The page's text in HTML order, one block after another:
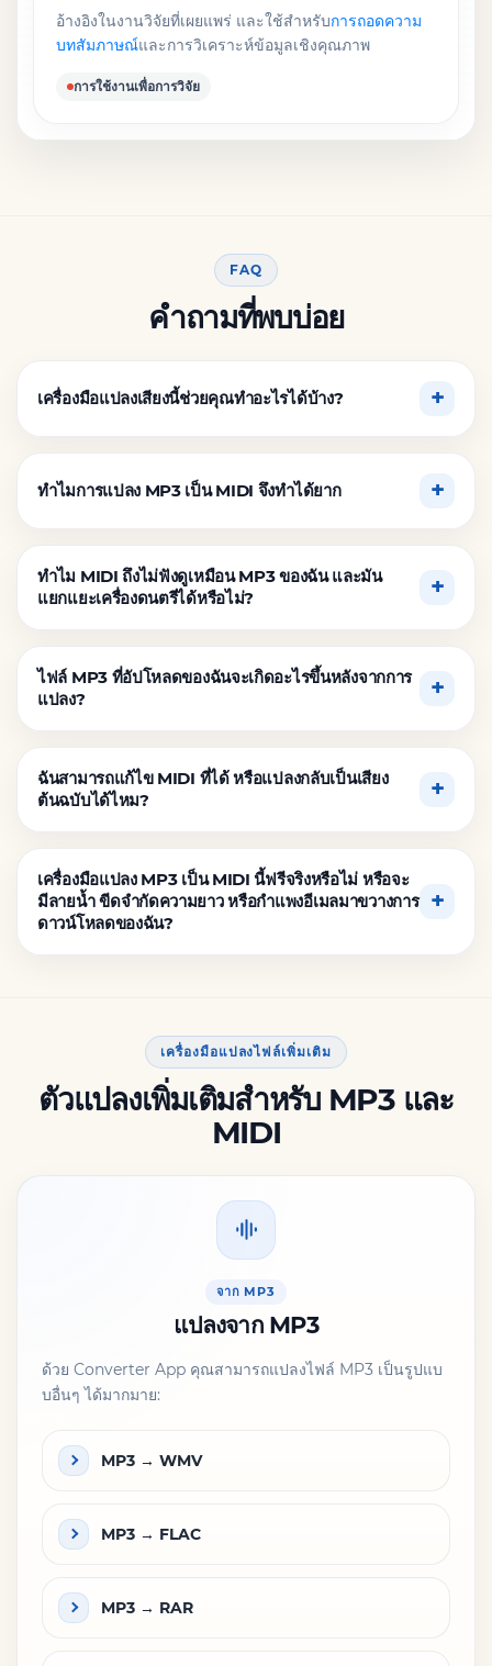
อ้างอิงในงานวิจัยที่เผยแพร่ และใช้สำหรับการถอดความ
บทสัมภาษณ์และการวิเคราะห์ข้อมูลเชิงคุณภาพ
การใช้งานเพื่อการวิจัย
FAQ
คำถามที่พบบ่อย
เครื่องมือแปลงเสียงนี้ช่วยคุณทำอะไรได้บ้าง?
ทำไมการแปลง MP3 เป็น MIDI จึงทำได้ยาก
ทำไม MIDI ถึงไม่ฟังดูเหมือน MP3 ของฉัน และมัน
แยกแยะเครื่องดนตรีได้หรือไม่?
ไฟล์ MP3 ที่อัปโหลดของฉันจะเกิดอะไรขึ้นหลังจากการ
แปลง?
ฉันสามารถแก้ไข MIDI ที่ได้ หรือแปลงกลับเป็นเสียง
ต้นฉบับได้ไหม?
เครื่องมือแปลง MP3 เป็น MIDI นี้ฟรีจริงหรือไม่ หรือจะ
มีลายน้ำ ขีดจำกัดความยาว หรือกำแพงอีเมลมาขวางการ
ดาวน์โหลดของฉัน?
เครื่องมือแปลงไฟล์เพิ่มเติม
ตัวแปลงเพิ่มเติมสำหรับ MP3 และ
MIDI
จาก MP3
แปลงจาก MP3
ด้วย Converter App คุณสามารถแปลงไฟล์ MP3 เป็นรูปแบ
บอื่นๆ ได้มากมาย:
MP3 → WMV
MP3 → FLAC
MP3 → RAR